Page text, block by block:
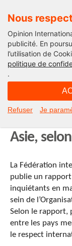
Nous
Opinion
publicité. En
l’utilisation de
politique de
.
Refuser Je
International
Chine et
Asie,
La Fédération
publie un
inquiétants en
sein de
Selon le rapport,
entre les pays
le respect